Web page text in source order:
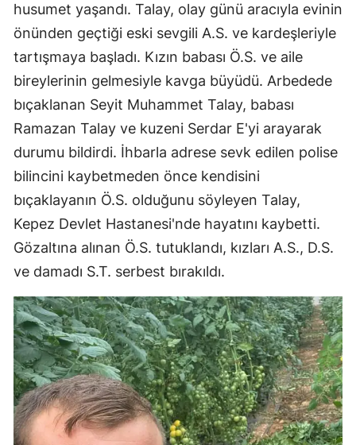
husumet yaşandı. Talay, olay günü aracıyla evinin
önünden geçtiği eski sevgili A.S. ve kardeşleriyle
tartışmaya başladı. Kızın babası Ö.S. ve aile
bireylerinin gelmesiyle kavga büyüdü. Arbedede
bıçaklanan Seyit Muhammet Talay, babası
Ramazan Talay ve kuzeni Serdar E'yi arayarak
durumu bildirdi. İhbarla adrese sevk edilen polise
bilincini kaybetmeden önce kendisini
bıçaklayanın Ö.S. olduğunu söyleyen Talay,
Kepez Devlet Hastanesi'nde hayatını kaybetti.
Gözaltına alınan Ö.S. tutuklandı, kızları A.S., D.S.
ve damadı S.T. serbest bırakıldı.